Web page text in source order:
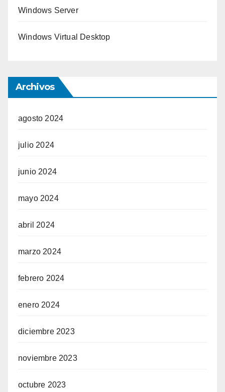
Windows Server
Windows Virtual Desktop
Archivos
agosto 2024
julio 2024
junio 2024
mayo 2024
abril 2024
marzo 2024
febrero 2024
enero 2024
diciembre 2023
noviembre 2023
octubre 2023